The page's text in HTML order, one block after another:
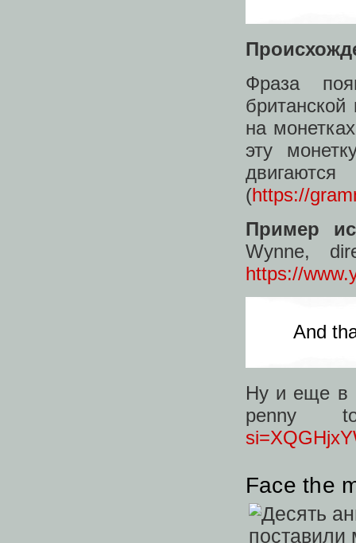
Фраза
на
эту
(https://
Пример
Wynne,
https://
And
Ну и еще в
Face the